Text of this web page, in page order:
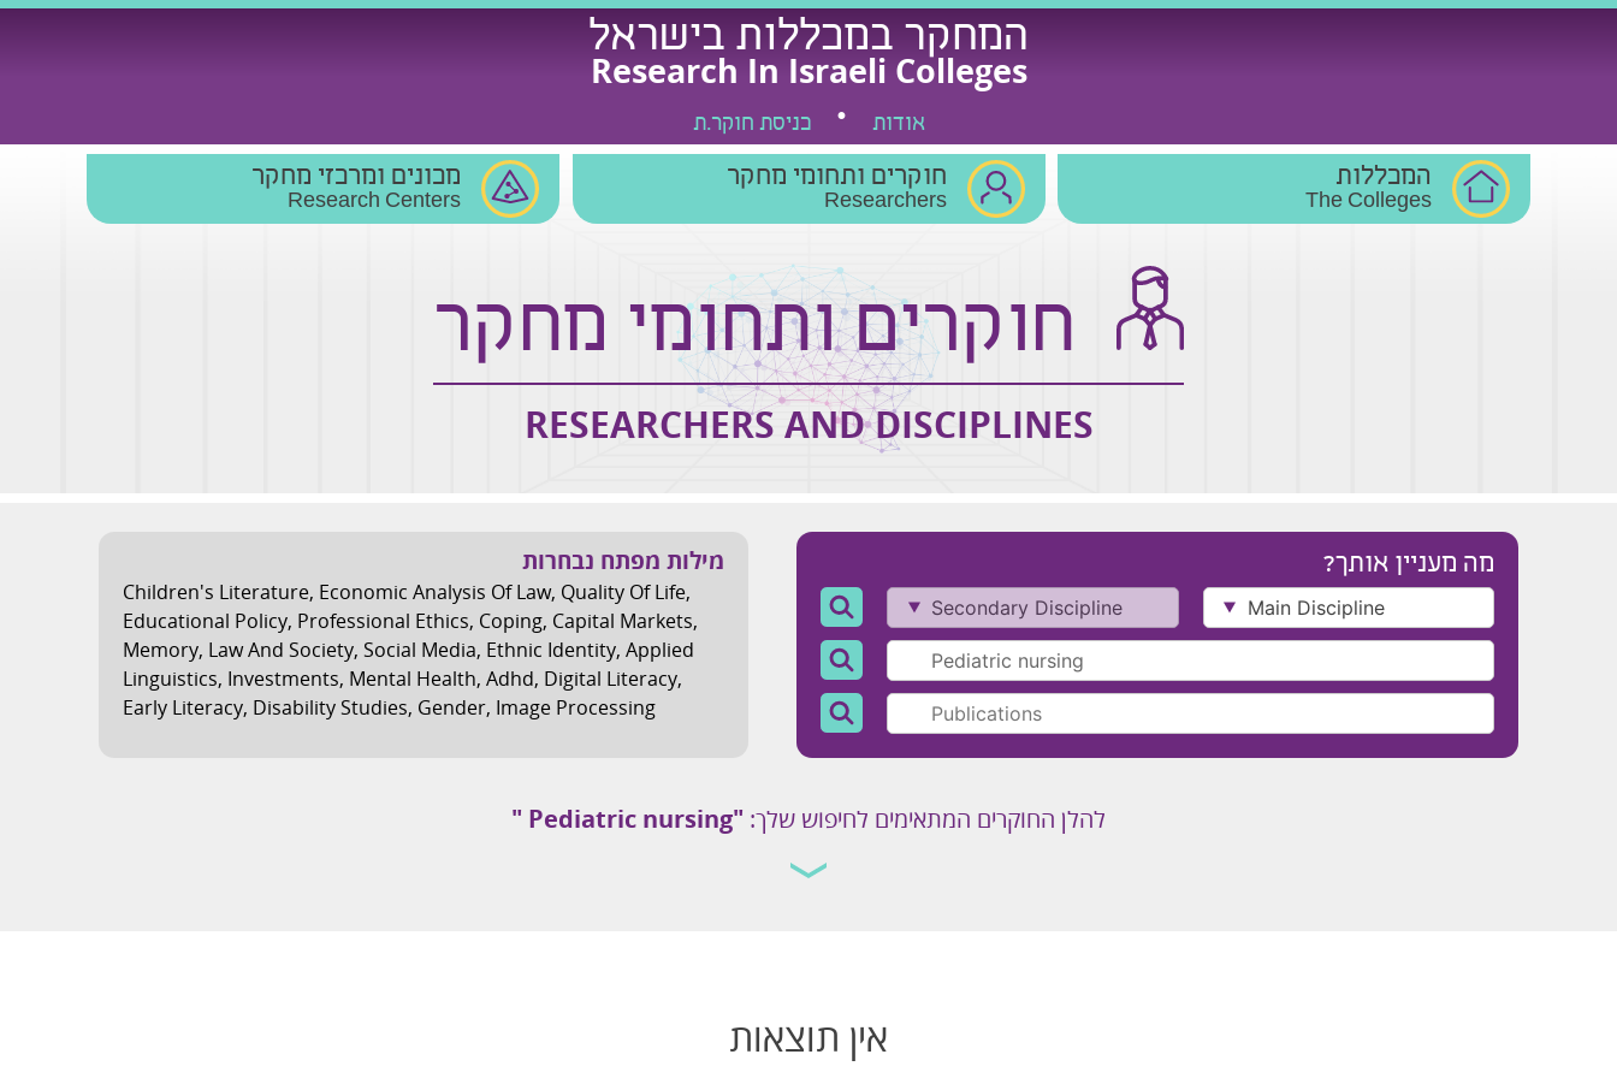
Skip
המחקר במכללות בישראל
Research In Israeli Colleges
אודות כניסת חוקר.ת
המכללות
The Colleges
חוקרים ותחומי מחקר
Researchers
מכונים ומרכזי מחקר
Research Centers
חוקרים ותחומי מחקר
RESEARCHERS AND DISCIPLINES
מה מעניין אותך? מילות מפתח נבחרות
Children's Literature, Economic Analysis Of Law, Quality Of Life,
Educational Policy, Professional Ethics, Coping, Capital Markets,
Memory, Law And Society, Social Media, Ethnic Identity, Applied
Linguistics, Investments, Mental Health, Adhd, Digital Literacy,
Early Literacy, Disability Studies, Gender, Image Processing
להלן החוקרים המתאימים לחיפוש שלך: "Pediatric nursing "
אין תוצאות